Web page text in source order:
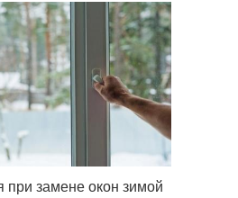
при замене окон зимой